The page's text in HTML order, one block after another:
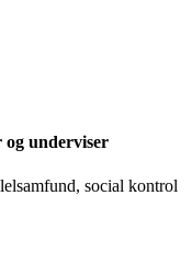
underviser
social kontrol